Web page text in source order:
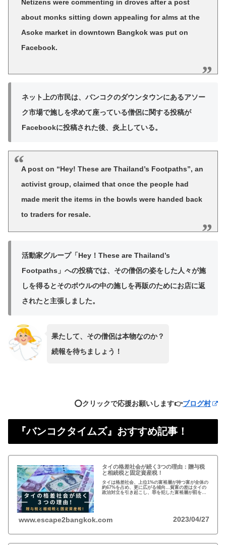
Netizens were commenting in droves after a post
about monks sitting down appealing for alms at the
Asoke market in downtown Bangkok was put on
Facebook.
ネット上の市民は、バンコクのダウンタウンにあるアソー
ク市場で施しを求めて座っている僧侶に関する投稿が
Facebookに投稿された後、炎上している。
A post on “Hey! These are Thailand’s Footpaths”, an
activist group, claimed that once the people had
made merit the items in the bowls were handed back
to traders for resale.
活動家グループ「Hey！These are Thailand’s
Footpaths」への投稿では、その僧侶の姿をした人々が施
しを得るとそのボウルの中の施しを再販のためにお店に返
されたと主張しました。
果たして、その僧侶は本物なのか？
続報を待ちましょう！
⭕️クリックで応援お願いします👉ブログ村
『バンコクタイムズ』おすすめ記事！
タイの格差社会が続く3つの理由：贈与税
と相続税と固定資産税！
タイは格差社会、上位1%の富裕層が持つ富が全体の
約67%を占め、更に広がる傾向…貧富の差はタイの
政治対立を引き起こし、罪を犯した富裕層が罰を免
www.escape2bangkok.com 2023/04/27